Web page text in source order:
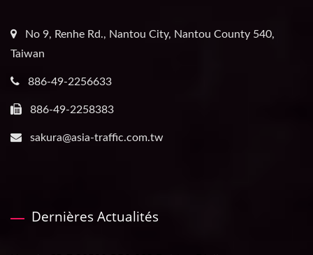
No 9, Renhe Rd., Nantou City, Nantou County 540,
Taiwan
886-49-2256633
886-49-2258383
sakura@asia-traffic.com.tw
Dernières Actualités